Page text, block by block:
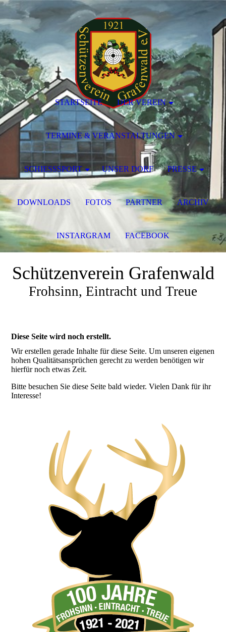
Schützenverein Grafenwald
Frohsinn, Eintracht und Treue
Diese Seite wird noch erstellt.
Wir erstellen gerade Inhalte für diese Seite. Um unseren eigenen
hohen Qualitätsansprüchen gerecht zu werden benötigen wir
hierfür noch etwas Zeit.
Bitte besuchen Sie diese Seite bald wieder. Vielen Dank für ihr
Interesse!
STARTSEITE DER VEREIN
TERMINE & VERANSTALTUNGEN
SCHIESSSPORT UNSER DORF PRESSE
DOWNLOADS FOTOS PARTNER ARCHIV
INSTARGRAM FACEBOOK